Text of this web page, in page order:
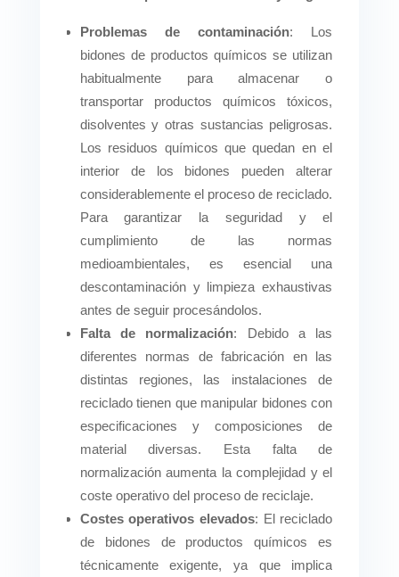
Problemas de contaminación: Los
bidones de productos químicos se utilizan
habitualmente para almacenar o
transportar productos químicos tóxicos,
disolventes y otras sustancias peligrosas.
Los residuos químicos que quedan en el
interior de los bidones pueden alterar
considerablemente el proceso de reciclado.
Para garantizar la seguridad y el
cumplimiento de las normas
medioambientales, es esencial una
descontaminación y limpieza exhaustivas
antes de seguir procesándolos.
Falta de normalización: Debido a las
diferentes normas de fabricación en las
distintas regiones, las instalaciones de
reciclado tienen que manipular bidones con
especificaciones y composiciones de
material diversas. Esta falta de
normalización aumenta la complejidad y el
coste operativo del proceso de reciclaje.
Costes operativos elevados: El reciclado
de bidones de productos químicos es
técnicamente exigente, ya que implica